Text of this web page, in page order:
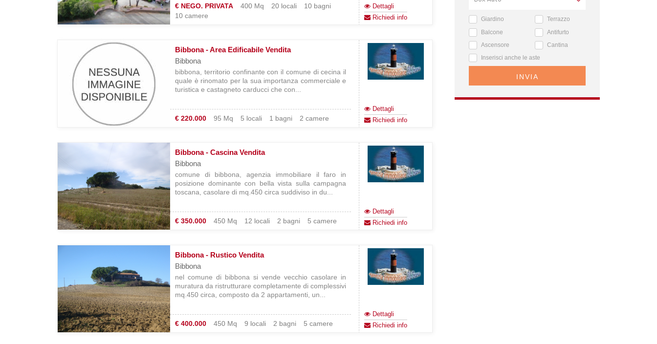
€ NEGO. PRIVATA 400 Mq 20 locali
10 bagni
10 camere
Dettagli
Richiedi info
Bibbona - Area Edificabile Vendita
Bibbona
bibbona, territorio confinante con il comune di cecina il
quale è rinomato per la sua importanza commerciale e
turistica e castagneto carducci che con...
€ 220.000 95 Mq 5 locali 1 bagni 2 camere
Dettagli
Richiedi info
Bibbona - Cascina Vendita
Bibbona
comune di bibbona, agenzia immobiliare il faro in
posizione dominante con bella vista sulla campagna
toscana, casolare di mq.450 circa suddiviso in du...
€ 350.000 450 Mq 12 locali 2 bagni 5 camere
Dettagli
Richiedi info
Bibbona - Rustico Vendita
Bibbona
nel comune di bibbona si vende vecchio casolare in
muratura da ristrutturare completamente di complessivi
mq.450 circa, composto da 2 appartamenti, un...
€ 400.000 450 Mq 9 locali 2 bagni 5 camere
Dettagli
Richiedi info
Giardino
Terrazzo
Balcone
Antifurto
Ascensore
Cantina
Inserisci anche le aste
INVIA